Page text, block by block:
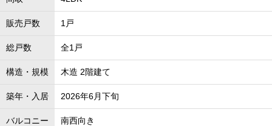
販売戸数 1戸
総戸数 全1戸
構造・規模 木造 2階建て
築年・入居 2026年6月下旬
バルコニー 南西向き